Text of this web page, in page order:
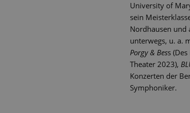
University of
sein
Nordhausen und
unterwegs, u. a.
Porgy & Bess
Theater 2023),
Konzerten der
Symphoniker.